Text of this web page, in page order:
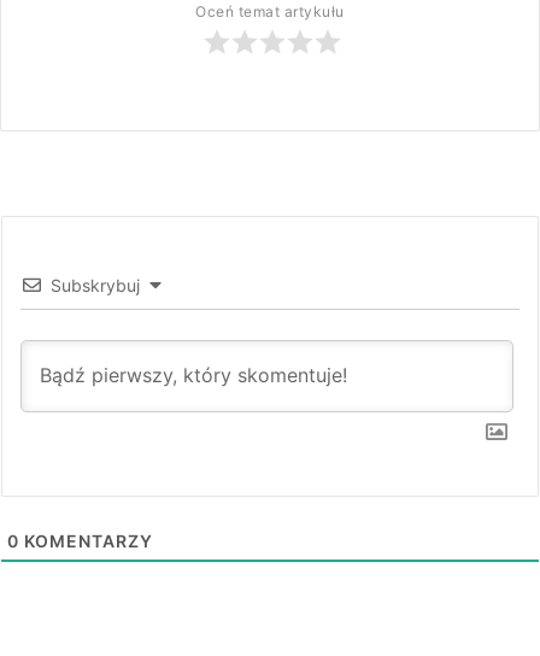
Oceń temat artykułu
Subskrybuj
0 KOMENTARZY